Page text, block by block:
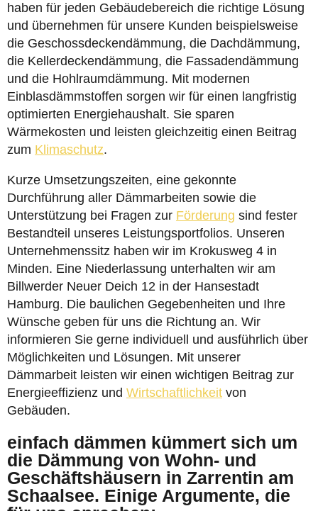
haben für jeden Gebäudebereich die richtige Lösung
und übernehmen für unsere Kunden beispielsweise
die Geschossdeckendämmung, die Dachdämmung,
die Kellerdeckendämmung, die Fassadendämmung
und die Hohlraumdämmung. Mit modernen
Einblasdämmstoffen sorgen wir für einen langfristig
optimierten Energiehaushalt. Sie sparen
Wärmekosten und leisten gleichzeitig einen Beitrag
zum Klimaschutz.
Kurze Umsetzungszeiten, eine gekonnte
Durchführung aller Dämmarbeiten sowie die
Unterstützung bei Fragen zur Förderung sind fester
Bestandteil unseres Leistungsportfolios. Unseren
Unternehmenssitz haben wir im Krokusweg 4 in
Minden. Eine Niederlassung unterhalten wir am
Billwerder Neuer Deich 12 in der Hansestadt
Hamburg. Die baulichen Gegebenheiten und Ihre
Wünsche geben für uns die Richtung an. Wir
informieren Sie gerne individuell und ausführlich über
Möglichkeiten und Lösungen. Mit unserer
Dämmarbeit leisten wir einen wichtigen Beitrag zur
Energieeffizienz und Wirtschaftlichkeit von
Gebäuden.
einfach dämmen kümmert sich um
die Dämmung von Wohn- und
Geschäftshäusern in Zarrentin am
Schaalsee. Einige Argumente, die